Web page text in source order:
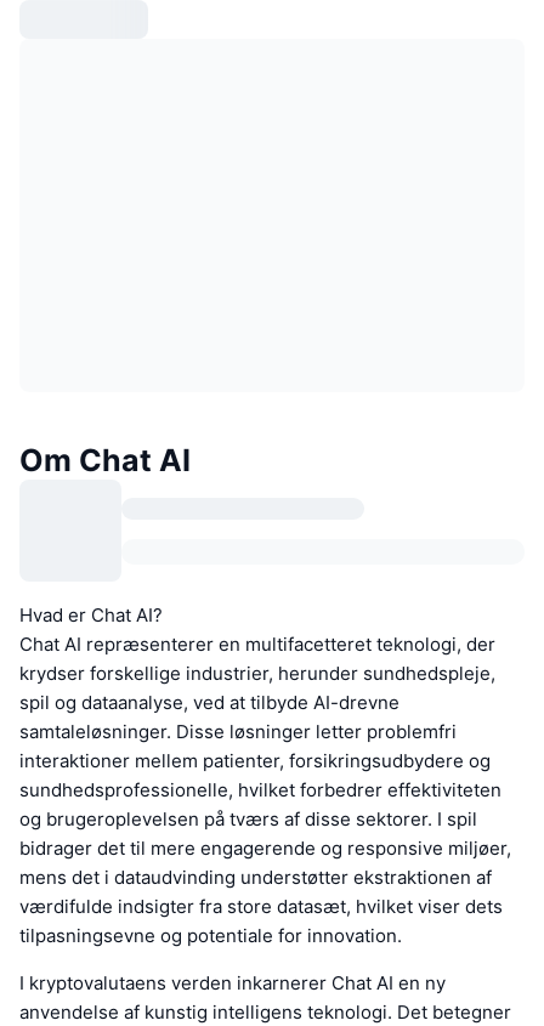
Om Chat AI
Hvad er Chat AI?
Chat AI repræsenterer en multifacetteret teknologi, der
krydser forskellige industrier, herunder sundhedspleje,
spil og dataanalyse, ved at tilbyde AI-drevne
samtaleløsninger. Disse løsninger letter problemfri
interaktioner mellem patienter, forsikringsudbydere og
sundhedsprofessionelle, hvilket forbedrer effektiviteten
og brugeroplevelsen på tværs af disse sektorer. I spil
bidrager det til mere engagerende og responsive miljøer,
mens det i dataudvinding understøtter ekstraktionen af
værdifulde indsigter fra store datasæt, hvilket viser dets
tilpasningsevne og potentiale for innovation.
I kryptovalutaens verden inkarnerer Chat AI en ny
anvendelse af kunstig intelligens teknologi. Det betegner